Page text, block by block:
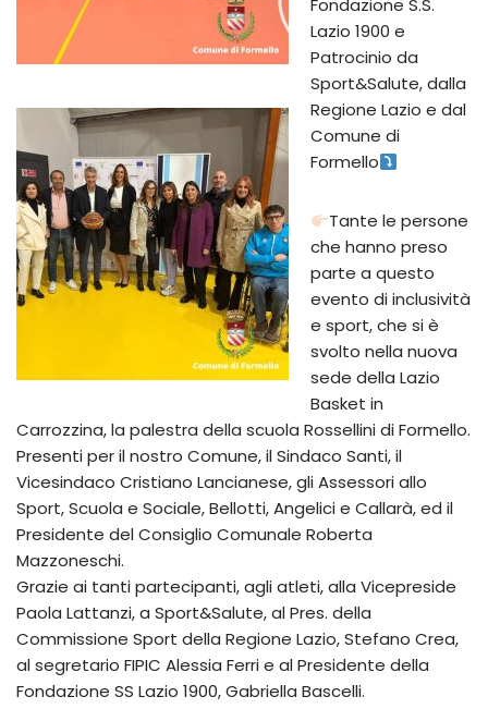
Fondazione S.S.
Lazio 1900 e
Patrocinio da
Sport&Salute, dalla
Regione Lazio e dal
Comune di
Formello
Tante le persone
che hanno preso
parte a questo
evento di inclusività
e sport, che si è
svolto nella nuova
sede della Lazio
Basket in
Carrozzina, la palestra della scuola Rossellini di Formello.
Presenti per il nostro Comune, il Sindaco Santi, il
Vicesindaco Cristiano Lancianese, gli Assessori allo
Sport, Scuola e Sociale, Bellotti, Angelici e Callarà, ed il
Presidente del Consiglio Comunale Roberta
Mazzoneschi.
Grazie ai tanti partecipanti, agli atleti, alla Vicepreside
Paola Lattanzi, a Sport&Salute, al Pres. della
Commissione Sport della Regione Lazio, Stefano Crea,
al segretario FIPIC Alessia Ferri e al Presidente della
Fondazione SS Lazio 1900, Gabriella Bascelli.